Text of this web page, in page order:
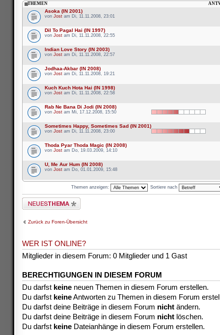
THEMEN
Asoka (IN 2001)
von Jost am Di, 11.11.2008, 23:01
Dil To Pagal Hai (IN 1997)
von Jost am Di, 11.11.2008, 22:55
Indian Love Story (IN 2003)
von Jost am Di, 11.11.2008, 22:57
Jodhaa-Akbar (IN 2008)
von Jost am Di, 11.11.2008, 19:21
Kuch Kuch Hota Hai (IN 1998)
von Jost am Di, 11.11.2008, 22:58
Rab Ne Bana Di Jodi (IN 2008)
von Jost am Mi, 17.12.2008, 15:50
Sometimes Happy, Sometimes Sad (IN 2001)
von Jost am Di, 11.11.2008, 23:00
Thoda Pyar Thoda Magic (IN 2008)
von Jost am Do, 19.03.2009, 14:10
U, Me Aur Hum (IN 2008)
von Jost am Do, 01.01.2009, 15:48
Themen anzeigen: Sortiere nach
Neues Thema erstellen
Zurück zu Foren-Übersicht
WER IST ONLINE?
Mitglieder in diesem Forum: 0 Mitglieder und 1 Gast
BERECHTIGUNGEN IN DIESEM FORUM
Du darfst keine neuen Themen in diesem Forum erstellen.
Du darfst keineAntworten zu Themen in diesem Forum
Du darfst deine Beiträge in diesem Forum nicht ändern.
Du darfst deine Beiträge in diesem Forum nicht löschen.
Du darfst keine Dateianhänge in diesem Forum erstellen.